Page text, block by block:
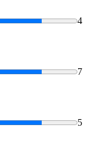
4
7
5